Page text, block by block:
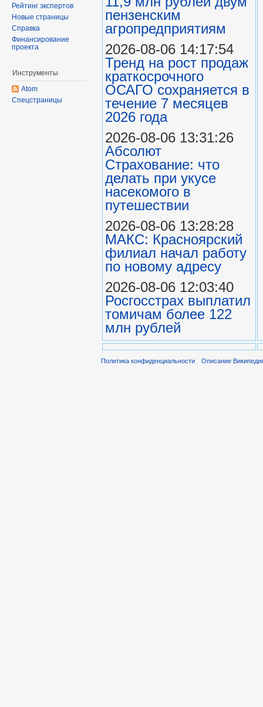
Рейтинг экспертов
Новые страницы
Справка
Финансирование
проекта
Инструменты
Atom
Спецстраницы
пензенским
агропредприятиям
2026-08-06 14:17:54
Тренд на рост продаж
краткосрочного
ОСАГО сохраняется в
течение 7 месяцев
2026 года
2026-08-06 13:31:26
Абсолют
Страхование: что
делать при укусе
насекомого в
путешествии
2026-08-06 13:28:28
МАКС: Красноярский
филиал начал работу
по новому адресу
2026-08-06 12:03:40
Росгосстрах выплатил
томичам более 122
млн рублей
Политика конфиденциальности Описание